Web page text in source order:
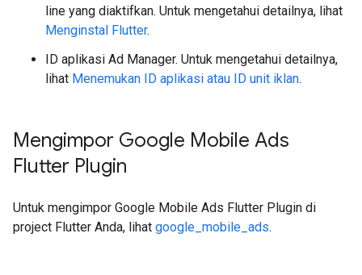
line yang diaktifkan. Untuk mengetahui detailnya, lihat
Menginstal Flutter.
ID aplikasi Ad Manager. Untuk mengetahui detailnya,
lihat Menemukan ID aplikasi atau ID unit iklan.
Mengimpor Google Mobile Ads
Flutter Plugin
Untuk mengimpor Google Mobile Ads Flutter Plugin di
project Flutter Anda, lihat google_mobile_ads.